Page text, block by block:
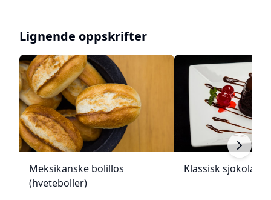
Lignende oppskrifter
Meksikanske bolillos
(hveteboller)
Klassisk